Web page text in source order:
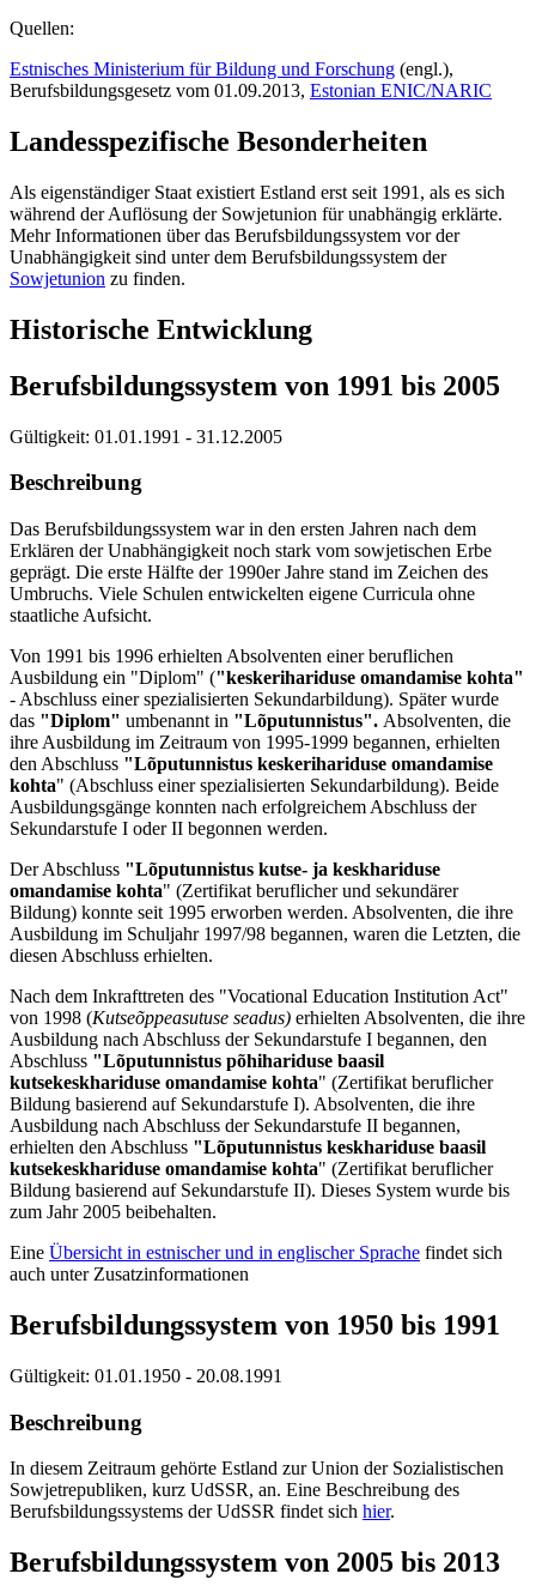
Quellen:
Estnisches Ministerium für Bildung und Forschung (engl.),
Berufsbildungsgesetz vom 01.09.2013, Estonian ENIC/NARIC
Landesspezifische Besonderheiten
Als eigenständiger Staat existiert Estland erst seit 1991, als es sich
während der Auflösung der Sowjetunion für unabhängig erklärte.
Mehr Informationen über das Berufsbildungssystem vor der
Unabhängigkeit sind unter dem Berufsbildungssystem der
Sowjetunion zu finden.
Historische Entwicklung
Berufsbildungssystem von 1991 bis 2005
Gültigkeit: 01.01.1991 - 31.12.2005
Beschreibung
Das Berufsbildungssystem war in den ersten Jahren nach dem
Erklären der Unabhängigkeit noch stark vom sowjetischen Erbe
geprägt. Die erste Hälfte der 1990er Jahre stand im Zeichen des
Umbruchs. Viele Schulen entwickelten eigene Curricula ohne
staatliche Aufsicht.
Von 1991 bis 1996 erhielten Absolventen einer beruflichen
Ausbildung ein "Diplom" ("keskerihariduse omandamise kohta"
- Abschluss einer spezialisierten Sekundarbildung). Später wurde
das "Diplom" umbenannt in "Lõputunnistus". Absolventen, die
ihre Ausbildung im Zeitraum von 1995-1999 begannen, erhielten
den Abschluss "Lõputunnistus keskerihariduse omandamise
kohta" (Abschluss einer spezialisierten Sekundarbildung). Beide
Ausbildungsgänge konnten nach erfolgreichem Abschluss der
Sekundarstufe I oder II begonnen werden.
Der Abschluss "Lõputunnistus kutse- ja keskhariduse
omandamise kohta" (Zertifikat beruflicher und sekundärer
Bildung) konnte seit 1995 erworben werden. Absolventen, die ihre
Ausbildung im Schuljahr 1997/98 begannen, waren die Letzten, die
diesen Abschluss erhielten.
Nach dem Inkrafttreten des "Vocational Education Institution Act"
von 1998 (Kutseõppeasutuse seadus) erhielten Absolventen, die ihre
Ausbildung nach Abschluss der Sekundarstufe I begannen, den
Abschluss "Lõputunnistus põhihariduse baasil
kutsekeskhariduse omandamise kohta" (Zertifikat beruflicher
Bildung basierend auf Sekundarstufe I). Absolventen, die ihre
Ausbildung nach Abschluss der Sekundarstufe II begannen,
erhielten den Abschluss "Lõputunnistus keskhariduse baasil
kutsekeskhariduse omandamise kohta" (Zertifikat beruflicher
Bildung basierend auf Sekundarstufe II). Dieses System wurde bis
zum Jahr 2005 beibehalten.
Eine Übersicht in estnischer und in englischer Sprache findet sich
auch unter Zusatzinformationen
Berufsbildungssystem von 1950 bis 1991
Gültigkeit: 01.01.1950 - 20.08.1991
Beschreibung
In diesem Zeitraum gehörte Estland zur Union der Sozialistischen
Sowjetrepubliken, kurz UdSSR, an. Eine Beschreibung des
Berufsbildungssystems der UdSSR findet sich hier.
Berufsbildungssystem von 2005 bis 2013